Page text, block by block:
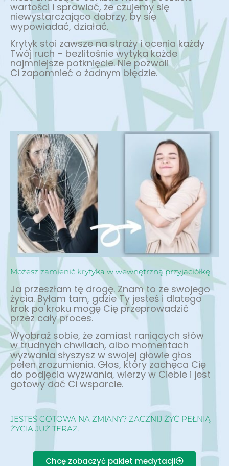
wartości i sprawiać, że czujemy się
niewystarczająco dobrzy, by się
wypowiadać, działać.
Krytyk stoi zawsze na straży i ocenia każdy
Twój ruch – bezlitośnie wytyka każde
najmniejsze potknięcie. Nie pozwoli
Ci zapomnieć o żadnym błędzie.
Możesz zamienić krytyka w wewnętrzną przyjaciółkę.
Ja przeszłam tę drogę. Znam to ze swojego
życia. Byłam tam, gdzie Ty jesteś i dlatego
krok po kroku mogę Cię przeprowadzić
przez cały proces.
Wyobraź sobie, że zamiast raniących słów
w trudnych chwilach, albo momentach
wyzwania słyszysz w swojej głowie głos
pełen zrozumienia. Głos, który zachęca Cię
do podjęcia wyzwania, wierzy w Ciebie i jest
gotowy dać Ci wsparcie.
JESTEŚ GOTOWA NA ZMIANY? ZACZNIJ ŻYĆ PEŁNIĄ
ŻYCIA JUŻ TERAZ.
Chcę zobaczyć pakiet medytacji